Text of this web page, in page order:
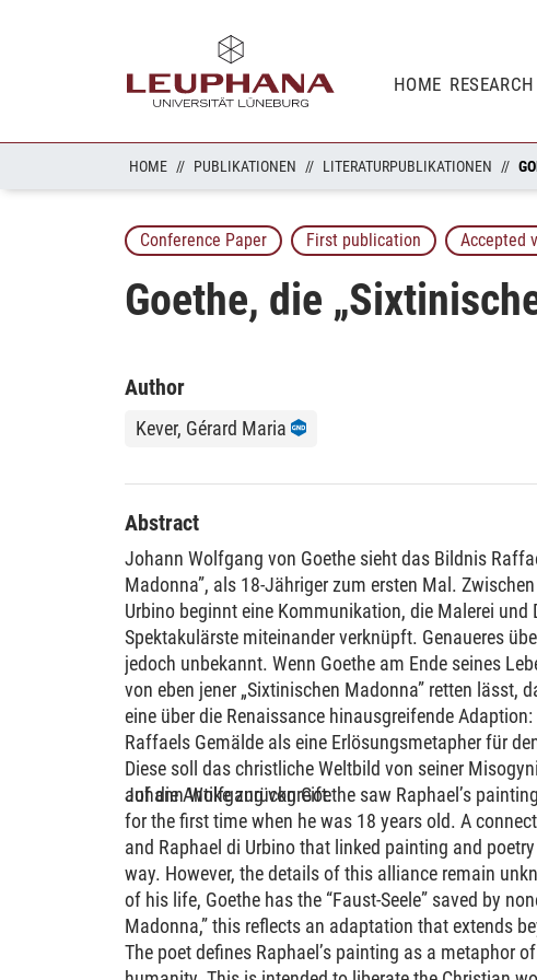
HOME
HOME PUBLIKATIONEN LITERATURPUBLIKATIONEN
Conference Paper First publication Accepted
Goethe, die
Author
Kever, Gérard Maria
Abstract
Johann Wolfgang von Goethe sieht das Bildnis
Madonna”, als 18-Jähriger zum ersten Mal.
Urbino beginnt eine Kommunikation, die Malerei und
Spektakulärste miteinander verknüpft. Genaueres
jedoch unbekannt. Wenn Goethe am Ende seines
von eben jener „Sixtinischen Madonna” retten lässt,
eine über die Renaissance hinausgreifende
Raffaels Gemälde als eine Erlösungsmetapher für
Diese soll das christliche Weltbild von seiner
auf die Antike zurückgreift.
Johann Wolfgang von Goethe saw Raphael’s
for the first time when he was 18 years old. A
and Raphael di Urbino that linked painting and
way. However, the details of this alliance remain
of his life, Goethe has the “Faust-Seele” saved by
Madonna,” this reflects an adaptation that extends
The poet defines Raphael’s painting as a metaphor